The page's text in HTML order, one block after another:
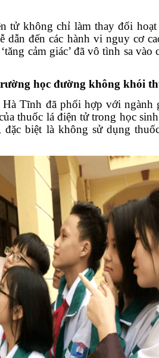
tử không chỉ làm thay đổi
đến các hành vi nguy cơ
cảm giác’ đã vô tình sa vào
học đường không khói
Hà Tĩnh đã phối hợp với ngành
thuốc lá điện tử trong học
biệt là không sử dụng